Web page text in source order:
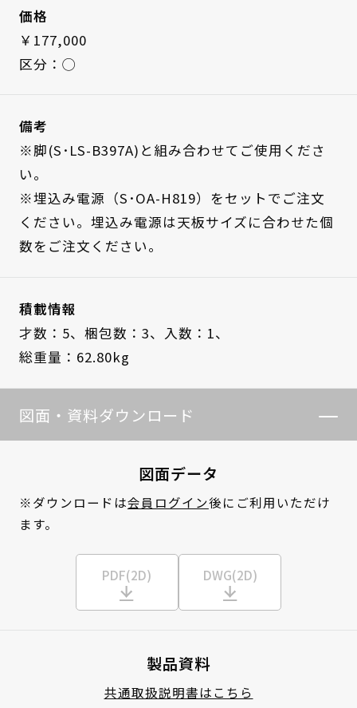
価格
￥177,000
区分：◯
備考
※脚(S･LS-B397A)と組み合わせてご使用くださ
い。
※埋込み電源（S･OA-H819）をセットでご注文
ください。埋込み電源は天板サイズに合わせた個
数をご注文ください。
積載情報
才数：5、 梱包数：3、 入数：1、
総重量：62.80kg
図面・資料ダウンロード
図面データ
※ダウンロードは会員ログイン後にご利用いただけ
ます。
PDF(2D) DWG(2D)
製品資料
共通取扱説明書はこちら